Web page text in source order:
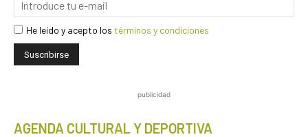
He leído y acepto los términos y condiciones
publicidad
AGENDA CULTURAL Y DEPORTIVA